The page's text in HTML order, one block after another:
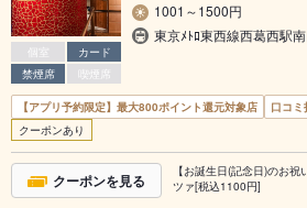
個室
カード
禁煙席
喫煙席
1001～1500円
東京ﾒﾄﾛ東西線西葛西駅
【アプリ予約限定】最大800ポイント還元対象店 口コ
クーポンあり
クーポンを見る
【お誕生日(記念日)のお
ツァ[税込1100円]